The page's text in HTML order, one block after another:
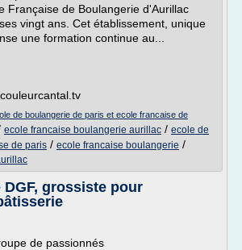
Française de Boulangerie d'Aurillac
vingt ans. Cet établissement, unique
une formation continue au...
de boulangerie de paris et ecole francaise de
ecole francaise boulangerie aurillac / ecole de
de paris / ecole francaise boulangerie /
grossiste pour
de passionnés